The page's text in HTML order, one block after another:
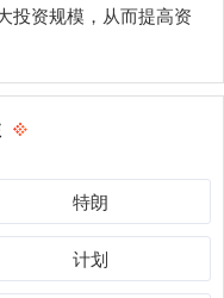
投资规模，从而提高资
特朗
计划